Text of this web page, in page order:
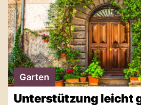
Garten
Unterstützung leicht